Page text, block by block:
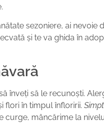
sezoniere, ai nevoie
și te va ghida în
înveți să le recunoști.
flori în timpul înfloririi.
curge, mâncărime la